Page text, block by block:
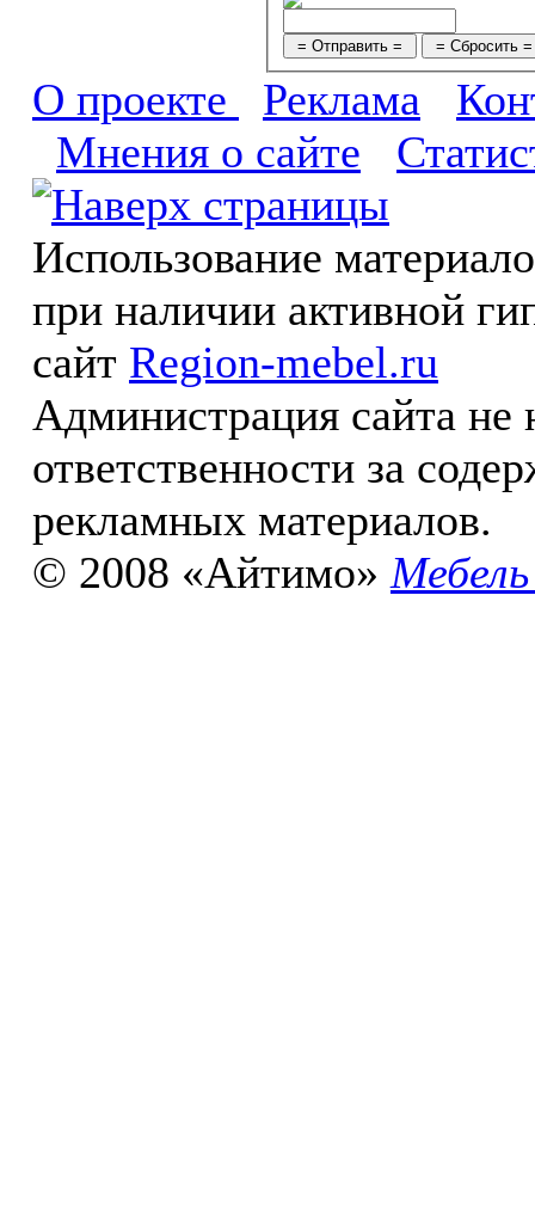
О проекте Реклама
Мнения о сайте
Использование
при наличии активной
сайт Region-mebel.ru
Администрация сайта не
ответственности за
рекламных материалов.
© 2008 «Айтимо»